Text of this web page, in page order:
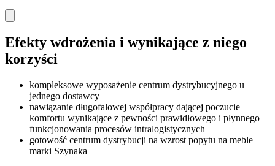
Efekty wdrożenia i wynikające z niego
korzyści
kompleksowe wyposażenie centrum dystrybucyjnego u
jednego dostawcy
nawiązanie długofalowej współpracy dającej poczucie
komfortu wynikające z pewności prawidłowego i płynnego
funkcjonowania procesów intralogistycznych
gotowość centrum dystrybucji na wzrost popytu na meble
marki Szynaka